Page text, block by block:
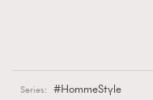
Series: HommeStyle